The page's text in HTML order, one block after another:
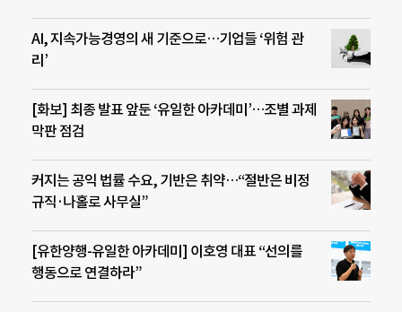
AI, 지속가능경영의 새 기준으로…기업들 ‘위험 관
리’
[화보] 최종 발표 앞둔 ‘유일한 아카데미’…조별 과제
막판 점검
커지는 공익 법률 수요, 기반은 취약…“절반은 비정
규직·나홀로 사무실”
[유한양행-유일한 아카데미] 이호영 대표 “선의를
행동으로 연결하라”